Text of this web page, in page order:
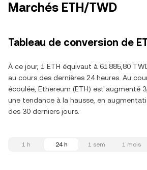
Marchés ETH/TWD
Tableau de conversion de
À ce jour, 1 ETH équivaut à 61 885,80
au cours des dernières 24 heures. Au
écoulée, Ethereum (ETH) est augmenté
une tendance à la hausse, en
des 30 derniers jours.
1 h 24 h 1 sem 1 mois